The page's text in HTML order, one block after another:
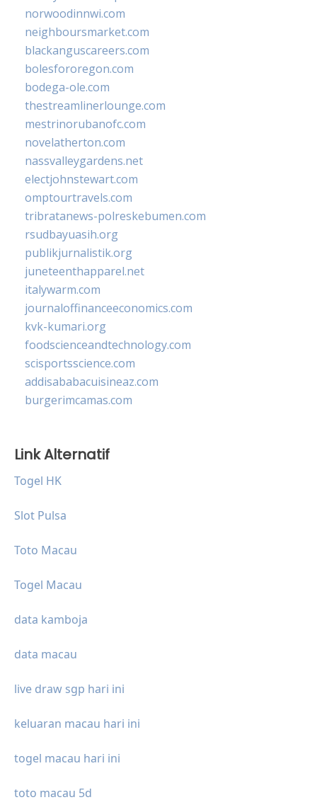
norwoodinnwi.com
neighboursmarket.com
blackanguscareers.com
bolesfororegon.com
bodega-ole.com
thestreamlinerlounge.com
mestrinorubanofc.com
novelatherton.com
nassvalleygardens.net
electjohnstewart.com
omptourtravels.com
tribratanews-polreskebumen.com
rsudbayuasih.org
publikjurnalistik.org
juneteenthapparel.net
italywarm.com
journaloffinanceeconomics.com
kvk-kumari.org
foodscienceandtechnology.com
scisportsscience.com
addisababacuisineaz.com
burgerimcamas.com
Link Alternatif
Togel HK
Slot Pulsa
Toto Macau
Togel Macau
data kamboja
data macau
live draw sgp hari ini
keluaran macau hari ini
togel macau hari ini
toto macau 5d